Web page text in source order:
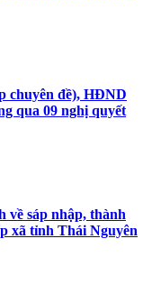
chuyên đề), HĐND
qua 09 nghị quyết
về sáp nhập, thành
xã tỉnh Thái Nguyên